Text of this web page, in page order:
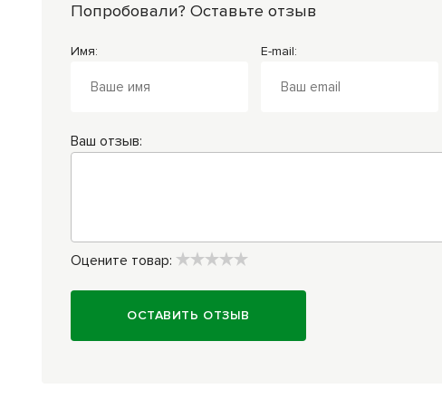
Попробовали? Оставьте отзыв
Имя: E-mail:
Ваш отзыв:
Оцените товар:
ОСТАВИТЬ ОТЗЫВ